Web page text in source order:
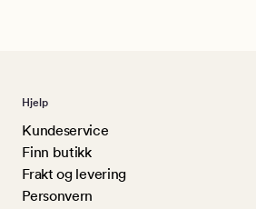
Hjelp
Kundeservice
Finn butikk
Frakt og levering
Personvern